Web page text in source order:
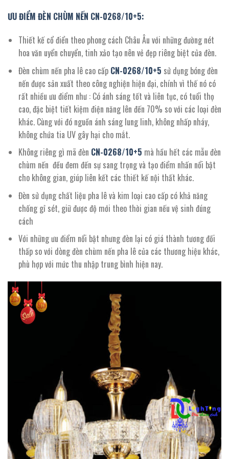
ƯU ĐIỂM ĐÈN CHÙM NẾN CN-0268/10+5:
Thiết kế cổ điển theo phong cách Châu Âu với những đường nét
hoa văn uyển chuyển, tinh xảo tạo nên vẻ đẹp riêng biệt của đèn.
Đèn chùm nến pha lê cao cấp CN-0268/10+5 sử dụng bóng đèn
nến được sản xuất theo công nghiện hiện đại, chính vì thế nó có
rất nhiều ưu điểm như : Có ánh sáng tốt và liên tục, có tuổi thọ
cao, đặc biệt tiết kiệm điện năng lên đến 70% so với các loại đèn
khác. Cùng với đó nguồn ánh sáng lung linh, không nhấp nháy,
không chứa tia UV gây hại cho mắt.
Không riêng gì mã đèn CN-0268/10+5 mà hầu hết các mẫu đèn
chùm nến đều đem đến sự sang trọng và tạo điểm nhấn nổi bật
cho không gian, giúp liên kết các thiết kế nội thất khác.
Đèn sử dụng chất liệu pha lê và kim loại cao cấp có khả năng
chống gỉ sét, giữ được độ mới theo thời gian nếu vệ sinh đúng
cách
Với những ưu điểm nổi bật nhưng đèn lại có giá thành tương đối
thấp so với dòng đèn chùm nến pha lê của các thương hiệu khác,
phù hợp với mức thu nhập trung bình hiện nay.